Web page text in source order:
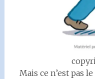
Mais ce n’est pas